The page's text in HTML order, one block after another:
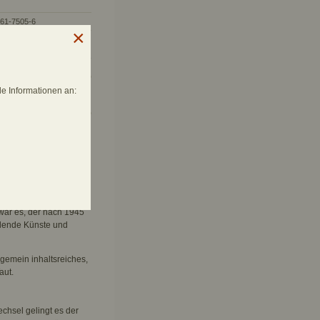
Informationen an:
7505-6
Printausgabe erhältlich
im
in Istanbul starb,
verkehrte. Sein Sohn
Papa und den
es, der nach 1945
Künste und
inhaltsreiches,
gelingt es der